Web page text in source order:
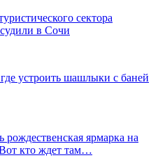
сектора
в Сочи
устроить шашлыки с баней
ярмарка на
кто ждет там…